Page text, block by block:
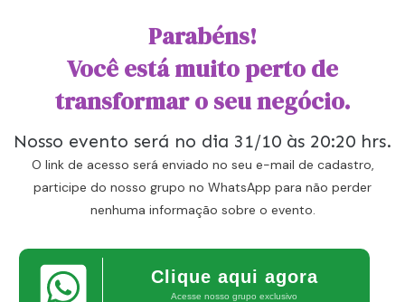
Parabéns!
Você está muito perto de
transformar o seu negócio.
Nosso evento será no dia 31/10 às 20:20 hrs.
O link de acesso será enviado no seu e-mail de cadastro,
participe do nosso grupo no WhatsApp para não perder
nenhuma informação sobre o evento.
Clique aqui agora
Acesse nosso grupo exclusivo